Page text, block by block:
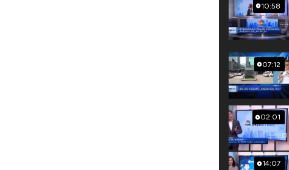
10:58
07:12
02:01
14:07